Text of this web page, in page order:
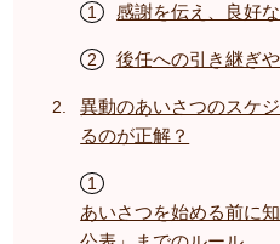
感謝を伝え、良好
後任への引き継ぎ
異動のあいさつのスケ
るのが正解？
あいさつを始める前に